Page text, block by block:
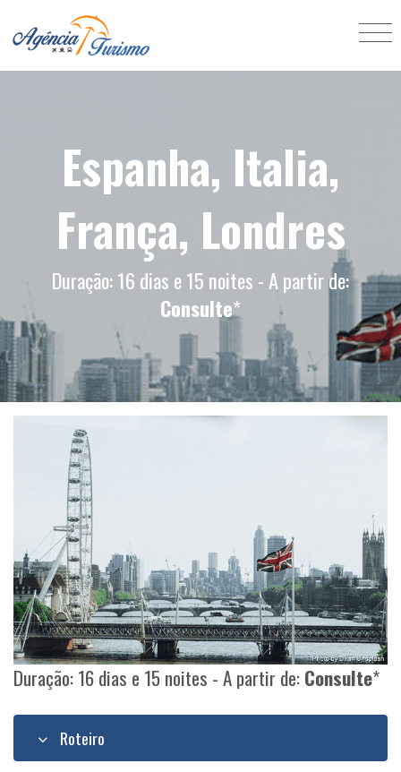
Espanha, Italia,
França, Londres
Duração: 16 dias e 15 noites - A partir de:
Consulte*
Duração: 16 dias e 15 noites - A partir de:Consulte*
Roteiro